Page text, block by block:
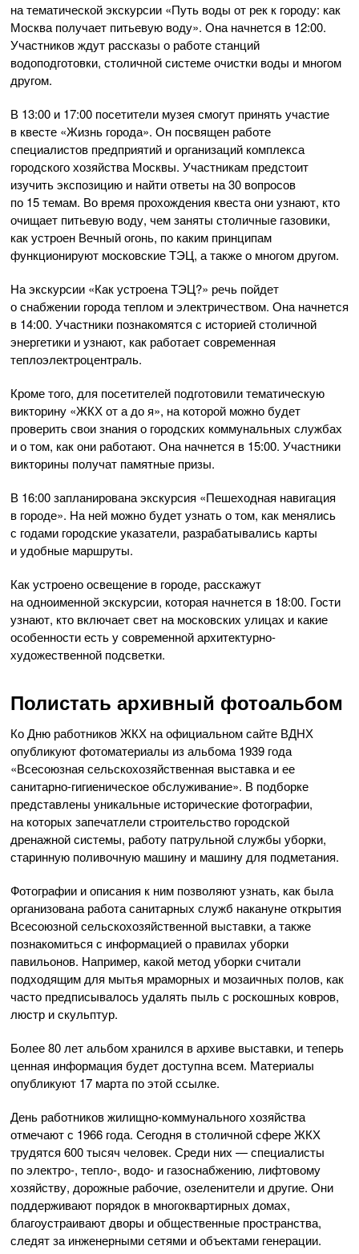
на тематической экскурсии «Путь воды от рек к городу: как
Москва получает питьевую воду». Она начнется в 12:00.
Участников ждут рассказы о работе станций
водоподготовки, столичной системе очистки воды и многом
другом.
В 13:00 и 17:00 посетители музея смогут принять участие
в квесте «Жизнь города». Он посвящен работе
специалистов предприятий и организаций комплекса
городского хозяйства Москвы. Участникам предстоит
изучить экспозицию и найти ответы на 30 вопросов
по 15 темам. Во время прохождения квеста они узнают, кто
очищает питьевую воду, чем заняты столичные газовики,
как устроен Вечный огонь, по каким принципам
функционируют московские ТЭЦ, а также о многом другом.
На экскурсии «Как устроена ТЭЦ?» речь пойдет
о снабжении города теплом и электричеством. Она начнется
в 14:00. Участники познакомятся с историей столичной
энергетики и узнают, как работает современная
теплоэлектроцентраль.
Кроме того, для посетителей подготовили тематическую
викторину «ЖКХ от а до я», на которой можно будет
проверить свои знания о городских коммунальных службах
и о том, как они работают. Она начнется в 15:00. Участники
викторины получат памятные призы.
В 16:00 запланирована экскурсия «Пешеходная навигация
в городе». На ней можно будет узнать о том, как менялись
с годами городские указатели, разрабатывались карты
и удобные маршруты.
Как устроено освещение в городе, расскажут
на одноименной экскурсии, которая начнется в 18:00. Гости
узнают, кто включает свет на московских улицах и какие
особенности есть у современной архитектурно-
художественной подсветки.
Полистать архивный фотоальбом
Ко Дню работников ЖКХ на официальном сайте ВДНХ
опубликуют фотоматериалы из альбома 1939 года
«Всесоюзная сельскохозяйственная выставка и ее
санитарно-гигиеническое обслуживание». В подборке
представлены уникальные исторические фотографии,
на которых запечатлели строительство городской
дренажной системы, работу патрульной службы уборки,
старинную поливочную машину и машину для подметания.
Фотографии и описания к ним позволяют узнать, как была
организована работа санитарных служб накануне открытия
Всесоюзной сельскохозяйственной выставки, а также
познакомиться с информацией о правилах уборки
павильонов. Например, какой метод уборки считали
подходящим для мытья мраморных и мозаичных полов, как
часто предписывалось удалять пыль с роскошных ковров,
люстр и скульптур.
Более 80 лет альбом хранился в архиве выставки, и теперь
ценная информация будет доступна всем. Материалы
опубликуют 17 марта по этой ссылке.
День работников жилищно-коммунального хозяйства
отмечают с 1966 года. Сегодня в столичной сфере ЖКХ
трудятся 600 тысяч человек. Среди них — специалисты
по электро-, тепло-, водо- и газоснабжению, лифтовому
хозяйству, дорожные рабочие, озеленители и другие. Они
поддерживают порядок в многоквартирных домах,
благоустраивают дворы и общественные пространства,
следят за инженерными сетями и объектами генерации.